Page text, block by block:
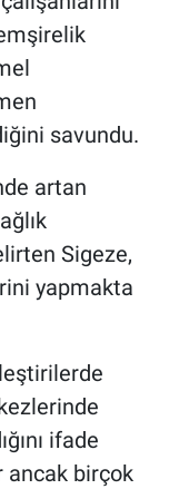
savundu.
artan
Sigeze,
yapmakta
ifade
ancak birçok